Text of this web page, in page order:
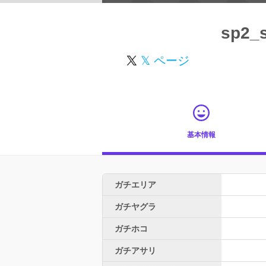
𝕏 ページ
基本情報
ガチエリア
ガチヤグラ
ガチホコ
ガチアサリ